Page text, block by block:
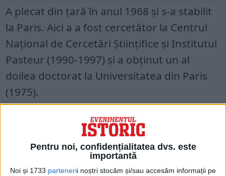
Pentru noi, confidențialitatea dvs. este
importantă
Noi și 1733 partenerii noștri stocăm și/sau accesăm informații pe
A plecat din ţară în anul 1968 şi s-a stabilit
la Paris. Aici a a fost cercetător la Centrul
Naţional de Cercetări Ştiinţifice şi Institutul
Pasteur (1990-1997) şi a obţinut un al
doilea doctorat la Universitatea din Paris
(1975).
VISUL AMERICAN
În anul 1977 s-a stabilit în SUA unde a fost
cercetător-invitat la NIH, Bethesda,
Maryland (1977-1979), profesor la catedra